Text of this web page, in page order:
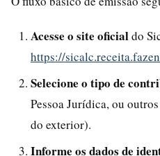
Acesse o site oficialdo
https://
Selecione o tipo de
Pessoa Jurídica, ou
do exterior).
Informe os dados de